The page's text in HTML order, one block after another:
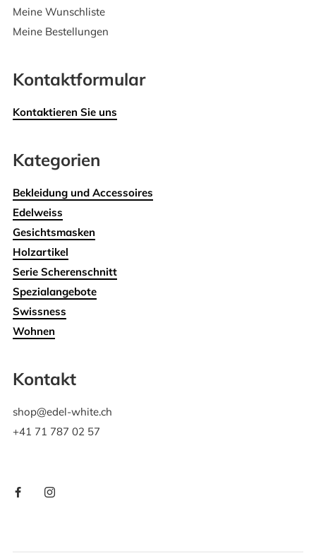
Meine Wunschliste
Meine Bestellungen
Kontaktformular
Kontaktieren Sie uns
Kategorien
Bekleidung und Accessoires
Edelweiss
Gesichtsmasken
Holzartikel
Serie Scherenschnitt
Spezialangebote
Swissness
Wohnen
Kontakt
shop@edel-white.ch
+41 71 787 02 57